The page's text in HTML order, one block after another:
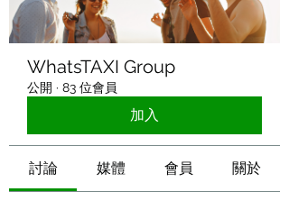
WhatsTAXI Group
公開 · 83 位會員
加入
討論 媒體 會員 關於